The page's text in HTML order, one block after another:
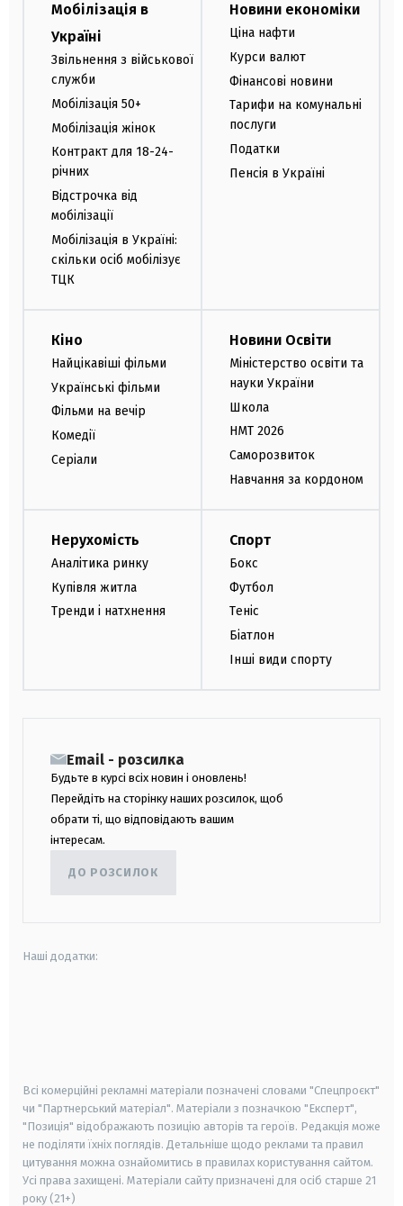
Мобілізація в
Україні
Звільнення з військової
служби
Мобілізація 50+
Мобілізація жінок
Контракт для 18-24-
річних
Відстрочка від
мобілізації
Мобілізація в Україні:
скільки осіб мобілізує
ТЦК
Новини економіки
Ціна нафти
Курси валют
Фінансові новини
Тарифи на комунальні
послуги
Податки
Пенсія в Україні
Кіно
Найцікавіші фільми
Українські фільми
Фільми на вечір
Комедії
Серіали
Новини Освіти
Міністерство освіти та
науки України
Школа
НМТ 2026
Саморозвиток
Навчання за кордоном
Нерухомість
Аналітика ринку
Купівля житла
Тренди і натхнення
Спорт
Бокс
Футбол
Теніс
Біатлон
Інші види спорту
Email - розсилка
Будьте в курсі всіх новин і оновлень!
Перейдіть на сторінку наших розсилок, щоб
обрати ті, що відповідають вашим
інтересам.
ДО РОЗСИЛОК
Наші додатки:
Всі комерційні рекламні матеріали позначені словами "Спецпроєкт"
чи "Партнерський матеріал". Матеріали з позначкою "Експерт",
"Позиція" відображають позицію авторів та героїв. Редакція може
не поділяти їхніх поглядів. Детальніше щодо реклами та правил
цитування можна ознайомитись в правилах користування сайтом.
Усі права захищені. Матеріали сайту призначені для осіб старше 21
року (21+)